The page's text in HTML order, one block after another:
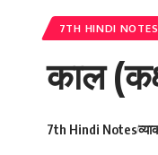
7TH HINDI NOTES
काल
7th Hindi Notes